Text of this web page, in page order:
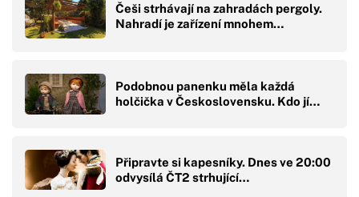
Češi strhávají na zahradách pergoly.
Nahradí je zařízení mnohem…
Podobnou panenku měla každá
holčička v Československu. Kdo jí…
Připravte si kapesníky. Dnes ve 20:00
odvysílá ČT2 strhující…